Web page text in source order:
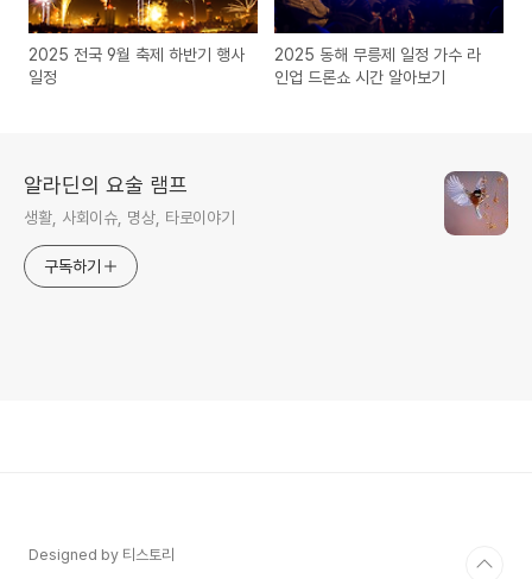
2025 전국 9월 축제 하반기 행사
일정
2025 동해 무릉제 일정 가수 라
인업 드론쇼 시간 알아보기
알라딘의 요술 램프
생활, 사회이슈, 명상, 타로이야기
구독하기
Designed by 티스토리